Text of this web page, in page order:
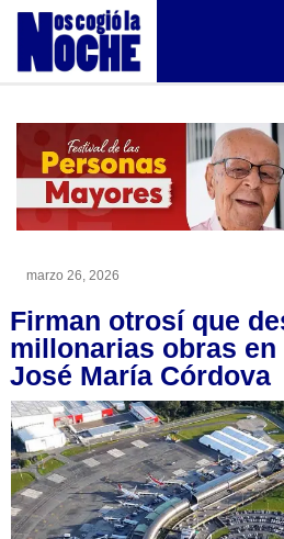
marzo 26, 2026
Firman otrosí que
millonarias obras
José María Córdova